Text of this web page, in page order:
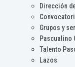
Dirección
Grupos y
Pascualino
Talento
Lazos